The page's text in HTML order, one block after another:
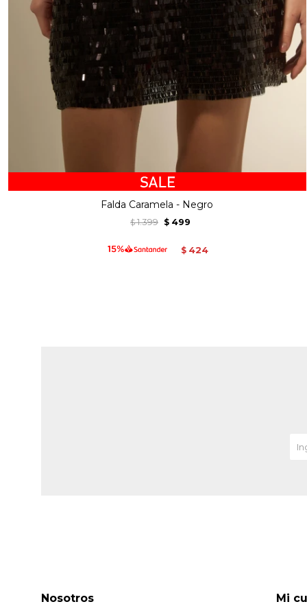
Falda Caramela - Negro
$ 1.399 $ 499
$ 424
Nosotros Mi